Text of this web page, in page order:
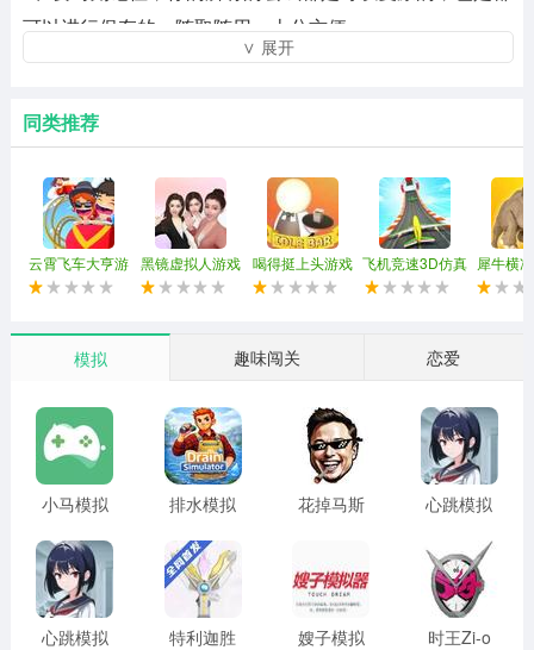
可以进行保存的，随取随用，十分方便。
个时候你就是真的成功了。你花费的时间也是值得的。
1、千万不要忘记了，你的努力都是会有结果的，当然了你
也要记住，你的操作都是有极限的，不要太夸张哦。
2、个人还是比较喜欢自然一点的，当然了， 这个完全看
3、个人比较推荐先用3D动漫化，然后再进行捏脸，这样
的话可信度高一些，而且乐趣也是多一些。
黑镜虚拟人游戏测评：
你的美丽与否完全就是看你自己的手法了。
∨ 展开
同类推荐
云霄飞车大亨游
戏
黑镜虚拟人游戏 喝得挺上头游戏 飞机竞速3D仿真
器游戏
犀牛横
市模拟
模拟 趣味闯关 恋爱
小马模拟
站入口
排水模拟
花掉马斯
心跳模拟
心跳模拟
特利迦胜
嫂子模拟
时王Zi-o